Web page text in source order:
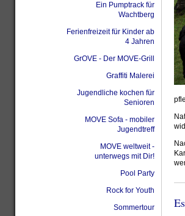
Ein Pumptrack für
Wachtberg
Ferienfreizeit für Kinder ab
4 Jahren
GrOVE - Der MOVE-Grill
Graffiti Malerei
Jugendliche kochen für
Senioren
MOVE Sofa - mobiler
Jugendtreff
MOVE weltweit -
unterwegs mit Dir!
Pool Party
Rock for Youth
Sommertour